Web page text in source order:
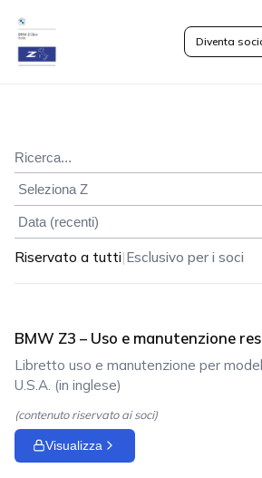
Diventa
Riservato a tutti|Esclusivo per i soci
BMW Z3 – Uso e manutenzione
Libretto uso e manutenzione per
U.S.A. (in inglese)
(contenuto riservato ai soci)
Visualizza